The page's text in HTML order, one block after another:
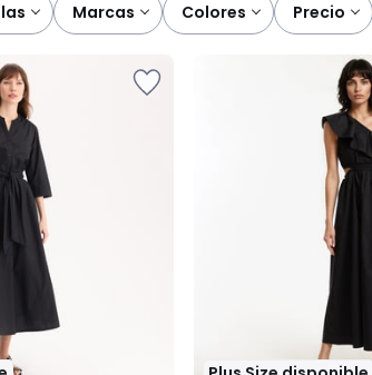
marcas colores precio